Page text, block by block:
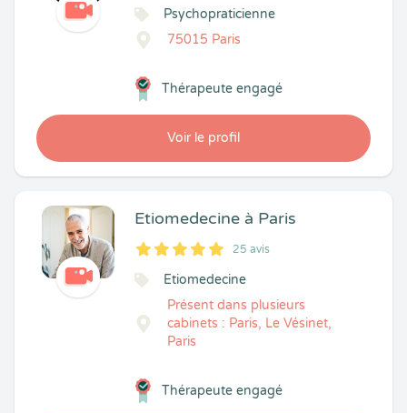
Psychopraticienne
75015 Paris
Voir le profil
Thérapeute engagé
Etiomedecine à Paris
5
1
5
25 25 avis
Etiomedecine
Présent dans plusieurs
cabinets : Paris, Le Vésinet,
Paris
Thérapeute engagé